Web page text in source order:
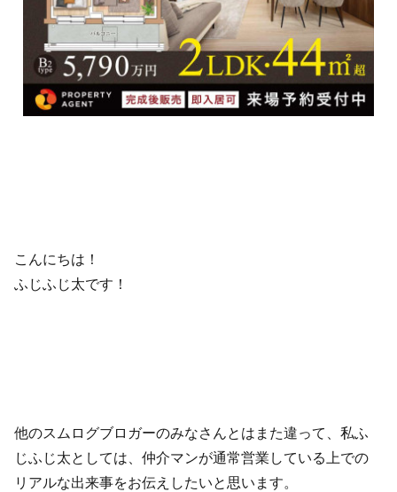
こんにちは！
ふじふじ太です！
他のスムログブロガーのみなさんとはまた違って、私ふ
じふじ太としては、仲介マンが通常営業している上での
リアルな出来事をお伝えしたいと思います。